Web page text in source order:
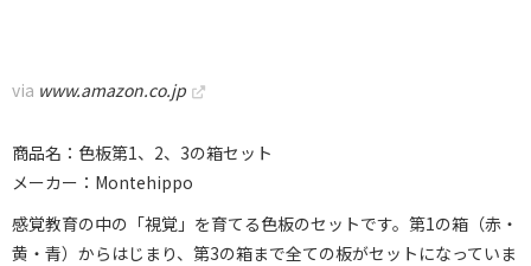
via www.amazon.co.jp
商品名：色板第1、2、3の箱セット
メーカー：Montehippo
感覚教育の中の「視覚」を育てる色板のセットです。第1の箱（赤・
黄・青）からはじまり、第3の箱まで全ての板がセットになっていま